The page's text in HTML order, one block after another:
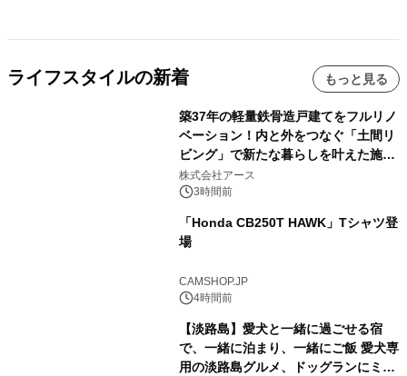
ライフスタイルの新着 もっと見る
築37年の軽量鉄骨造戸建てをフルリノ
ベーション！内と外をつなぐ「土間リ
ビング」で新たな暮らしを叶えた施工
事例を株式会社アースが公開
株式会社アース
3時間前
「Honda CB250T HAWK」Tシャツ登
場
CAMSHOP.JP
4時間前
【淡路島】愛犬と一緒に過ごせる宿
で、一緒に泊まり、一緒にご飯 愛犬専
用の淡路島グルメ、ドッグランにミニ